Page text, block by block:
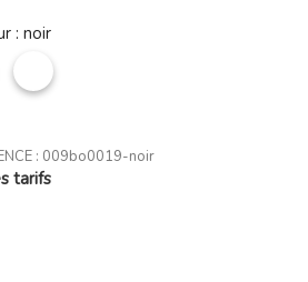
: noir
Blanc
: 009bo0019-noir
tarifs